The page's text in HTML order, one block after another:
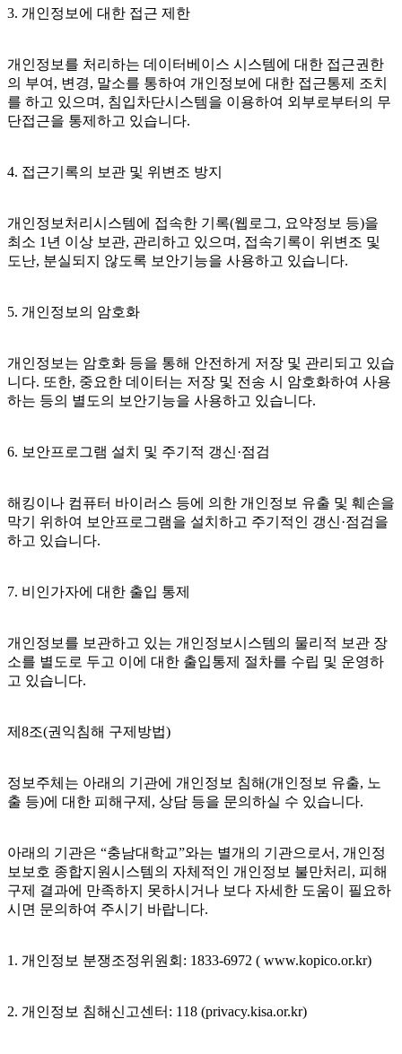
3. 개인정보에 대한 접근 제한
개인정보를 처리하는 데이터베이스 시스템에 대한 접근권한
의 부여, 변경, 말소를 통하여 개인정보에 대한 접근통제 조치
를 하고 있으며, 침입차단시스템을 이용하여 외부로부터의 무
단접근을 통제하고 있습니다.
4. 접근기록의 보관 및 위변조 방지
개인정보처리시스템에 접속한 기록(웹로그, 요약정보 등)을
최소 1년 이상 보관, 관리하고 있으며, 접속기록이 위변조 및
도난, 분실되지 않도록 보안기능을 사용하고 있습니다.
5. 개인정보의 암호화
개인정보는 암호화 등을 통해 안전하게 저장 및 관리되고 있습
니다. 또한, 중요한 데이터는 저장 및 전송 시 암호화하여 사용
하는 등의 별도의 보안기능을 사용하고 있습니다.
6. 보안프로그램 설치 및 주기적 갱신·점검
해킹이나 컴퓨터 바이러스 등에 의한 개인정보 유출 및 훼손을
막기 위하여 보안프로그램을 설치하고 주기적인 갱신·점검을
하고 있습니다.
7. 비인가자에 대한 출입 통제
개인정보를 보관하고 있는 개인정보시스템의 물리적 보관 장
소를 별도로 두고 이에 대한 출입통제 절차를 수립 및 운영하
고 있습니다.
제8조(권익침해 구제방법)
정보주체는 아래의 기관에 개인정보 침해(개인정보 유출, 노
출 등)에 대한 피해구제, 상담 등을 문의하실 수 있습니다.
아래의 기관은 “충남대학교”와는 별개의 기관으로서, 개인정
보보호 종합지원시스템의 자체적인 개인정보 불만처리, 피해
구제 결과에 만족하지 못하시거나 보다 자세한 도움이 필요하
시면 문의하여 주시기 바랍니다.
1. 개인정보 분쟁조정위원회: 1833-6972 ( www.kopico.or.kr)
2. 개인정보 침해신고센터: 118 (privacy.kisa.or.kr)